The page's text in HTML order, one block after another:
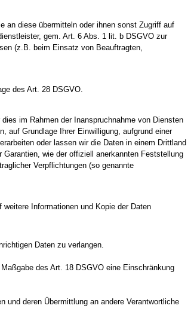
an diese übermitteln oder ihnen sonst Zugriff auf
gem. Art. 6 Abs. 1 lit. b DSGVO zur
(z.B. beim Einsatz von Beauftragten,
des Art. 28 DSGVO.
im Rahmen der Inanspruchnahme von Diensten
auf Grundlage Ihrer Einwilligung, aufgrund einer
oder lassen wir die Daten in einem Drittland
wie der offiziell anerkannten Feststellung
Verpflichtungen (so genannte
Informationen und Kopie der Daten
Daten zu verlangen.
des Art. 18 DSGVO eine Einschränkung
deren Übermittlung an andere Verantwortliche